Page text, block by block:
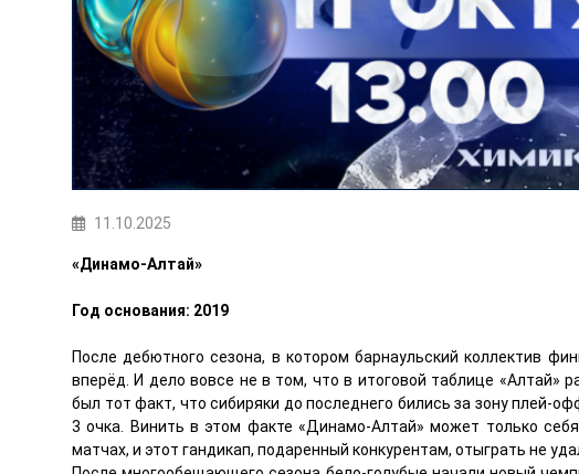
11.10.2025
«Динамо-Алтай»
Год основания: 2019
После дебютного сезона, в котором барнаульский коллектив
вперёд. И дело вовсе не в том, что в итоговой таблице «Алтай»
был тот факт, что сибиряки до последнего бились за зону плей-
3 очка. Винить в этом факте «Динамо-Алтай» может только
матчах, и этот гандикап, подаренный конкурентам, отыграть не